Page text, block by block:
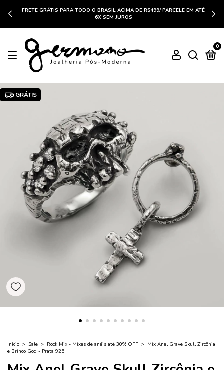
FRETE GRÁTIS PARA TODO O BRASIL ACIMA DE R$499/ PARCELE EM ATÉ
6X SEM JUROS
0
GRÁTIS
Início > Sale > Rock Mix - Mixes de anéis até 30% OFF > Mix Anel Grave Skull Zircônia
e Brinco God - Prata 925